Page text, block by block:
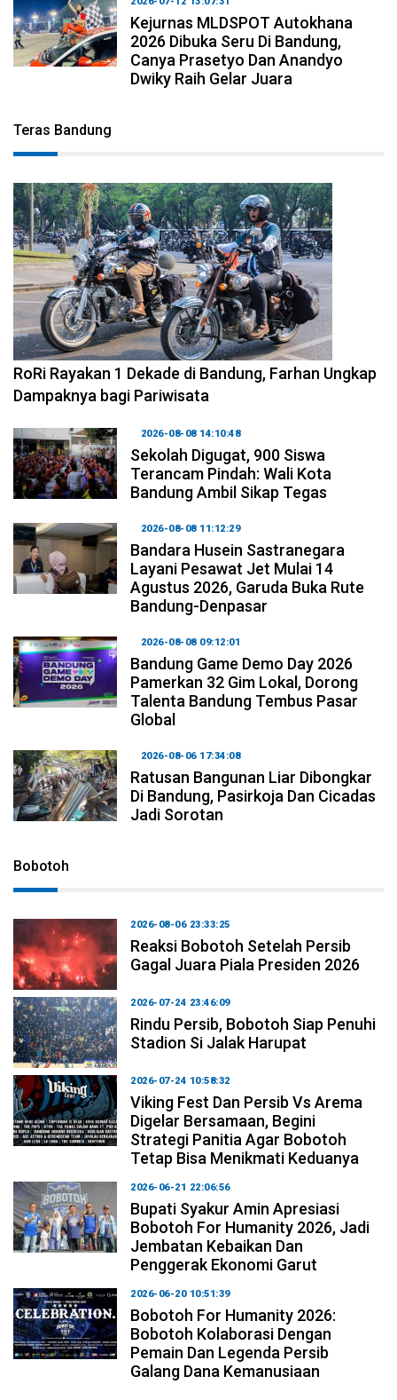
Kejurnas MLDSPOT Autokhana
2026 Dibuka Seru Di Bandung,
Canya Prasetyo Dan Anandyo
Dwiky Raih Gelar Juara
Teras Bandung
2026-08-09 09:55:44
RoRi Rayakan 1 Dekade di Bandung, Farhan Ungkap
Dampaknya bagi Pariwisata
2026-08-08 14:10:48
Sekolah Digugat, 900 Siswa
Terancam Pindah: Wali Kota
Bandung Ambil Sikap Tegas
2026-08-08 11:12:29
Bandara Husein Sastranegara
Layani Pesawat Jet Mulai 14
Agustus 2026, Garuda Buka Rute
Bandung-Denpasar
2026-08-08 09:12:01
Bandung Game Demo Day 2026
Pamerkan 32 Gim Lokal, Dorong
Talenta Bandung Tembus Pasar
Global
2026-08-06 17:34:08
Ratusan Bangunan Liar Dibongkar
Di Bandung, Pasirkoja Dan Cicadas
Jadi Sorotan
Bobotoh
2026-08-06 23:33:25
Reaksi Bobotoh Setelah Persib
Gagal Juara Piala Presiden 2026
2026-07-24 23:46:09
Rindu Persib, Bobotoh Siap Penuhi
Stadion Si Jalak Harupat
2026-07-24 10:58:32
Viking Fest Dan Persib Vs Arema
Digelar Bersamaan, Begini
Strategi Panitia Agar Bobotoh
Tetap Bisa Menikmati Keduanya
2026-06-21 22:06:56
Bupati Syakur Amin Apresiasi
Bobotoh For Humanity 2026, Jadi
Jembatan Kebaikan Dan
Penggerak Ekonomi Garut
2026-06-20 10:51:39
Bobotoh For Humanity 2026:
Bobotoh Kolaborasi Dengan
Pemain Dan Legenda Persib
Galang Dana Kemanusiaan